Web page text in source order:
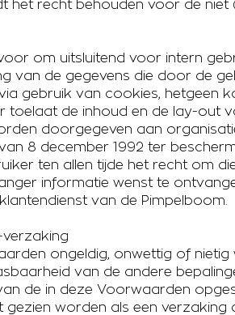
recht behouden voor de niet
om uitsluitend voor intern
van de gegevens die door de
gebruik van cookies, hetgeen
toelaat de inhoud en de lay-out
doorgegeven aan
8 december 1992 ter
ten allen tijde het recht om
informatie wenst te
van de Pimpelboom.
verzaking
ongeldig, onwettig of
van de andere
de in deze Voorwaarden
worden als een verzaking